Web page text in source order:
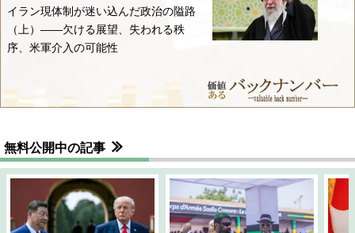
イラン現体制が迷い込んだ政治の隘路
（上）――欠ける展望、失われる秩
序、米軍介入の可能性
無料公開中の記事